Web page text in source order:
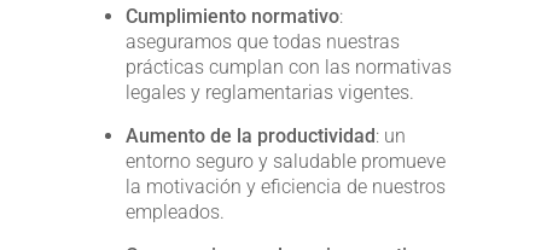
Cumplimiento normativo:
aseguramos que todas nuestras
prácticas cumplan con las normativas
legales y reglamentarias vigentes.
Aumento de la productividad: un
entorno seguro y saludable promueve
la motivación y eficiencia de nuestros
empleados.